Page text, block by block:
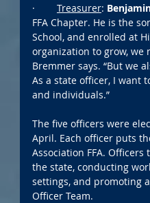
· Treasurer:
FFA Chapter. He is the
School, and enrolled at
organization to grow, we
Bremmer says. “But we
As a state officer, I want
and individuals.”
The five officers were
April. Each officer puts
Association FFA.
the state, conducting
settings, and promoting
Officer Team.